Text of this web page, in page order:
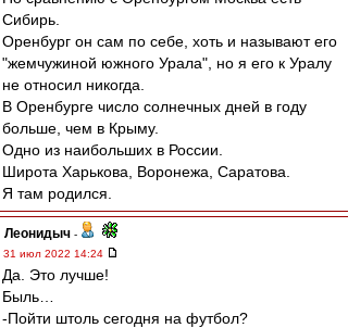
Сибирь.
Оренбург он сам по себе, хоть и называют его
"жемчужиной южного Урала", но я его к Уралу
не относил никогда.
В Оренбурге число солнечных дней в году
больше, чем в Крыму.
Одно из наибольших в России.
Широта Харькова, Воронежа, Саратова.
Я там родился.
Леонидыч -
31 июл 2022 14:24
Да. Это лучше!
Быль…
-Пойти штоль сегодня на футбол?